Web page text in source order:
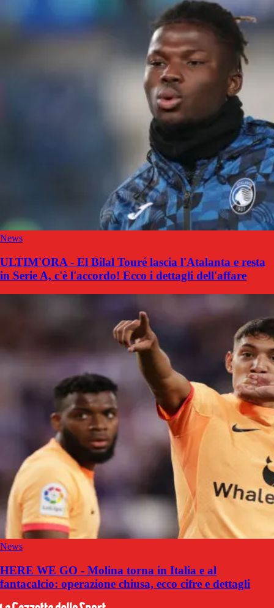
News
ULTIM'ORA - El Bilal Touré lascia l'Atalanta e resta
in Serie A, c'è l'accordo! Ecco i dettagli dell'affare
News
HERE WE GO - Molina torna in Italia e al
fantacalcio: operazione chiusa, ecco cifre e dettagli